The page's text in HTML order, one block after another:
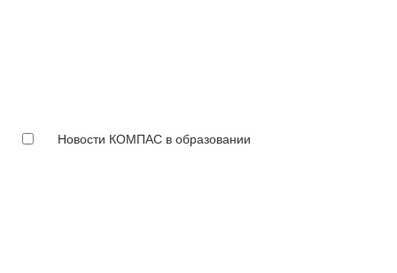
Новости КОМПАС в образовании